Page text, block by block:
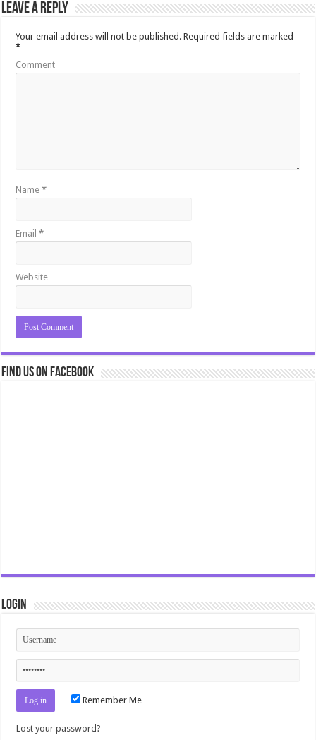
Leave a Reply
Your email address will not be published. Required fields are marked
*
Comment
Name*
Email*
Website
Find us on Facebook
Login
Remember Me
Lost your password?